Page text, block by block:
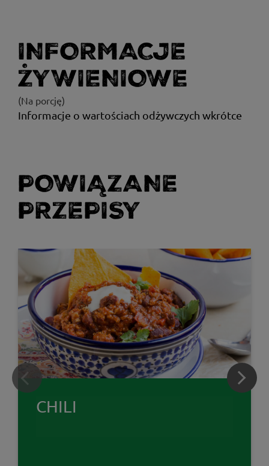
INFORMACJE
ŻYWIENIOWE
(Na porcję)
Informacje o wartościach odżywczych wkrótce
POWIĄZANE
PRZEPISY
CHILI